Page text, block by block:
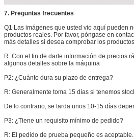
7. Preguntas frecuentes
Q1 Las imágenes que usted vio aquí pueden
productos reales. Por favor, póngase en
más detalles si desea comprobar los
R. Con el fin de darle información de precios
algunos detalles sobre la máquina
P2: ¿Cuánto dura su plazo de entrega?
R: Generalmente toma 15 días si tenemos
De lo contrario, se tarda unos 10-15 días
P3: ¿Tiene un requisito mínimo de pedido?
R: El pedido de prueba pequeño es aceptable.